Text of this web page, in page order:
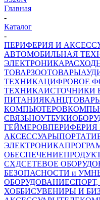
Главная
-
Каталог
-
ПЕРИФЕРИЯ И
АВТОМОБИЛЬНАЯ
ЭЛЕКТРОНИКА
ТОВАРЗООТОВАРЫ
ТЕХНИКАЦИФРОВОЕ
ТЕХНИКАИСТОЧНИКИ
ПИТАНИЯ
КОМПЬЮТЕРОВ
СВЯЗЬНОУТБУКИ
ГЕЙМЕРОВПЕРИФЕРИЯ
АКСЕССУАРЫ
ЭЛЕКТРОНИКА
ОБЕСПЕЧЕНИЕ
СХДСЕТЕВОЕ
БЕЗОПАСНОСТИ и
ОБОРУДОВАНИЕ
ХОББИСУВЕНИРЫ И